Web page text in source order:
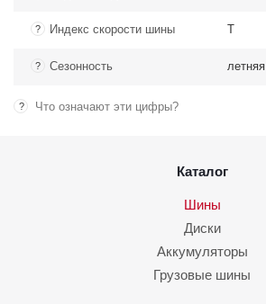
? Индекс скорости шины T
? Сезонность летняя
? Что означают эти цифры?
Каталог
Шины
Диски
Аккумуляторы
Грузовые шины